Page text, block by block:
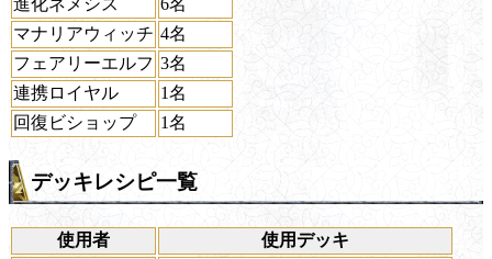
進化ネメシス
6名
マナリアウィッチ 4名
フェアリーエルフ 3名
連携ロイヤル
1名
回復ビショップ
1名
デッキレシピ一覧
使用者 使用デッキ